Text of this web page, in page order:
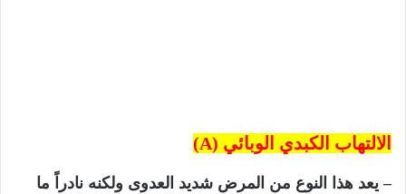
الالتهاب الكبدي الوبائي (A)
– يعد هذا النوع من المرض شديد العدوى ولكنه نادراً ما